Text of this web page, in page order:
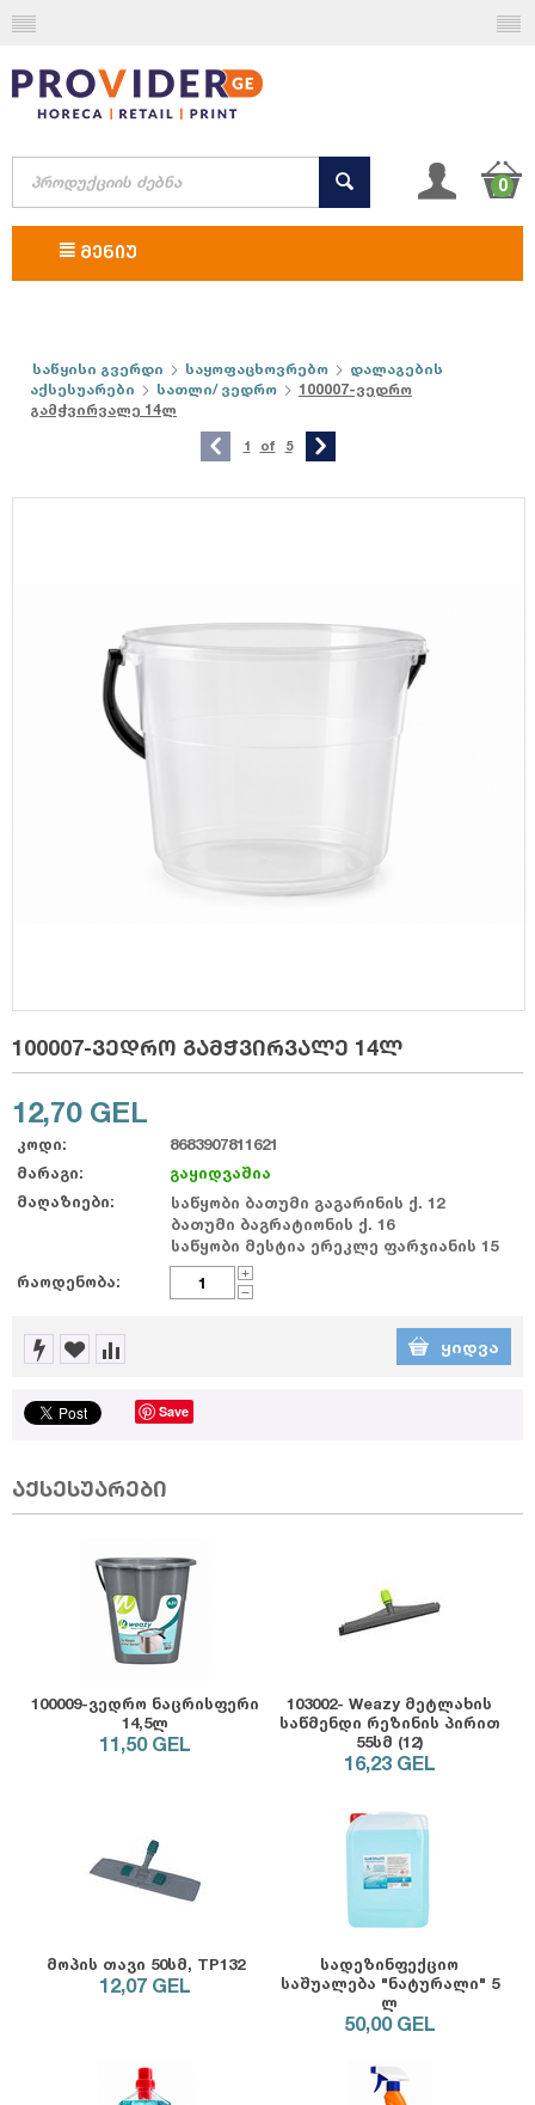
0
ᲛᲔᲜᲘᲣ
საწყისი გვერდი საყოფაცხოვრებო
დალაგების
აქსესუარები
სათლი/ ვედრო
100007-ვედრო
გამჭვირვალე 14ლ
1 of 5
100007-ვედრო გამჭვირვალე 14ლ
12,70 GEL
კოდი:
8683907811621
მარაგი:
გაყიდვაშია
მაღაზიები:
საწყობი ბათუმი გაგარინის ქ. 12
ბათუმი ბაგრატიონის ქ. 16
საწყობი მესტია ერეკლე ფარჯიანის 15
რაოდენობა:
+
−
ᲧᲘᲓᲕᲐ
Save
აქსესუარები
100009-ვედრო ნაცრისფერი
14,5ლ
11,50 GEL
103002- Weazy მეტლახის
საწმენდი რეზინის პირით
55სმ (12)
16,23 GEL
მოპის თავი 50სმ, TP132
12,07 GEL
სადეზინფექციო
საშუალება "ნატურალი" 5
ლ
50,00 GEL